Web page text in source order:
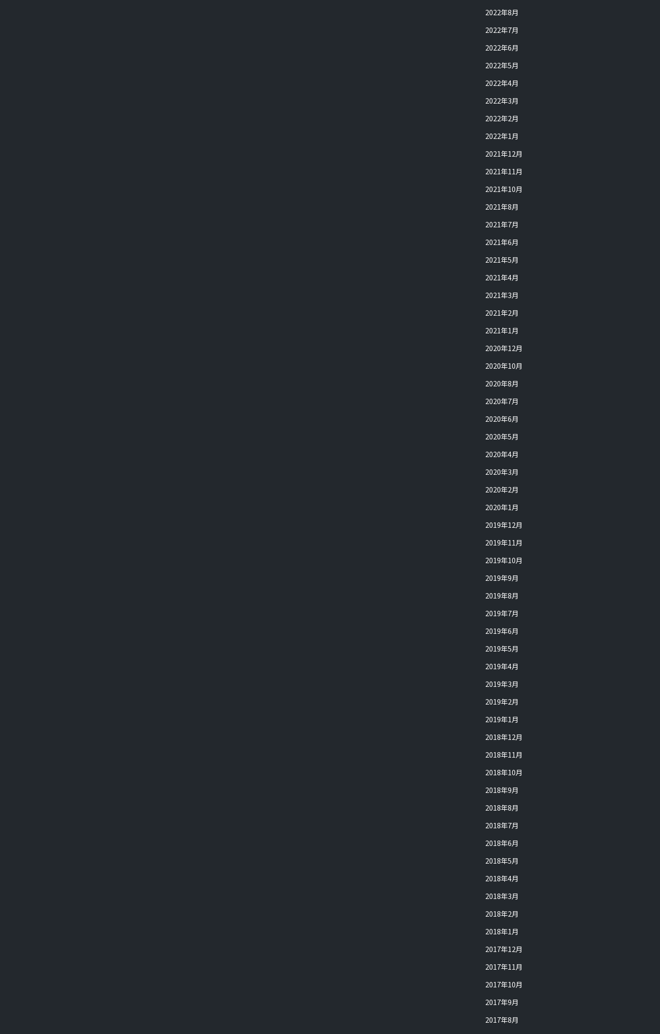
2022年8月
2022年7月
2022年6月
2022年5月
2022年4月
2022年3月
2022年2月
2022年1月
2021年12月
2021年11月
2021年10月
2021年8月
2021年7月
2021年6月
2021年5月
2021年4月
2021年3月
2021年2月
2021年1月
2020年12月
2020年10月
2020年8月
2020年7月
2020年6月
2020年5月
2020年4月
2020年3月
2020年2月
2020年1月
2019年12月
2019年11月
2019年10月
2019年9月
2019年8月
2019年7月
2019年6月
2019年5月
2019年4月
2019年3月
2019年2月
2019年1月
2018年12月
2018年11月
2018年10月
2018年9月
2018年8月
2018年7月
2018年6月
2018年5月
2018年4月
2018年3月
2018年2月
2018年1月
2017年12月
2017年11月
2017年10月
2017年9月
2017年8月